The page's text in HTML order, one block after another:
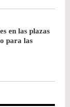
en las plazas
para las